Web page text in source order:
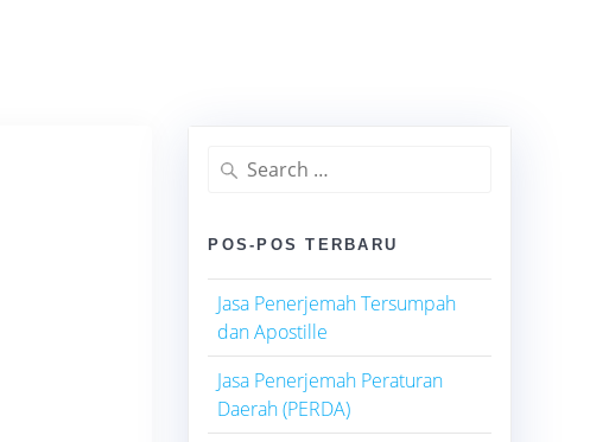
Search
for:
POS-POS TERBARU
Jasa Penerjemah Tersumpah
dan Apostille
Jasa Penerjemah Peraturan
Daerah (PERDA)